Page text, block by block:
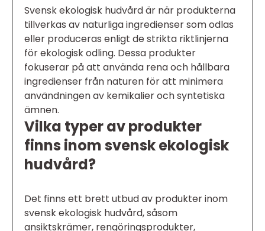
Svensk ekologisk hudvård är när produkterna
tillverkas av naturliga ingredienser som odlas
eller produceras enligt de strikta riktlinjerna
för ekologisk odling. Dessa produkter
fokuserar på att använda rena och hållbara
ingredienser från naturen för att minimera
användningen av kemikalier och syntetiska
ämnen.
Vilka typer av produkter
finns inom svensk ekologisk
hudvård?
Det finns ett brett utbud av produkter inom
svensk ekologisk hudvård, såsom
ansiktskrämer, rengöringsprodukter,